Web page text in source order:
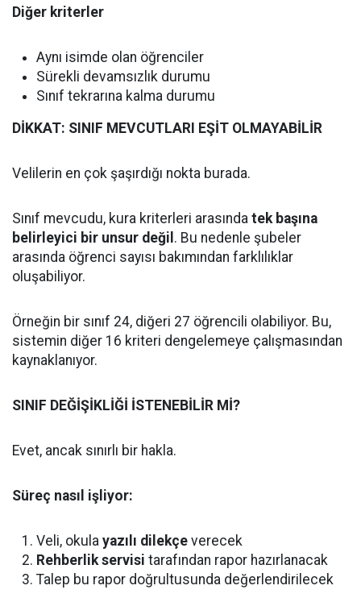
Diğer kriterler
Aynı isimde olan öğrenciler
Sürekli devamsızlık durumu
Sınıf tekrarına kalma durumu
DİKKAT: SINIF MEVCUTLARI EŞİT OLMAYABİLİR
Velilerin en çok şaşırdığı nokta burada.
Sınıf mevcudu, kura kriterleri arasında tek başına
belirleyici bir unsur değil . Bu nedenle şubeler
arasında öğrenci sayısı bakımından farklılıklar
oluşabiliyor.
Örneğin bir sınıf 24, diğeri 27 öğrencili olabiliyor. Bu,
sistemin diğer 16 kriteri dengelemeye çalışmasından
kaynaklanıyor.
SINIF DEĞİŞİKLİĞİ İSTENEBİLİR Mİ?
Evet, ancak sınırlı bir hakla.
Süreç nasıl işliyor:
Veli, okula yazılı dilekçe verecek
Rehberlik servisi tarafından rapor hazırlanacak
Talep bu rapor doğrultusunda değerlendirilecek